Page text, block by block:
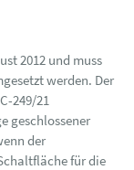
2012 und muss
werden. Der
249/21
geschlossener
der
für die